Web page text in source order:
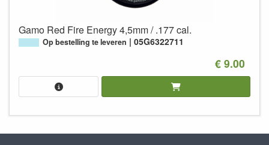
Gamo Red Fire Energy 4,5mm / .177 cal.
Op bestelling te leveren 05G6322711
€ 9.00